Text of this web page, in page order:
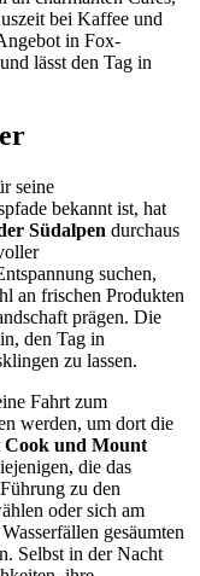
bei Kaffee und
in Fox-
lässt den Tag in
seine
bekannt ist, hat
Südalpen durchaus
suchen,
an frischen Produkten
prägen. Die
den Tag in
zu lassen.
Fahrt zum
werden, um dort die
Cook und Mount
die das
zu den
oder sich am
gesäumten
Selbst in der Nacht